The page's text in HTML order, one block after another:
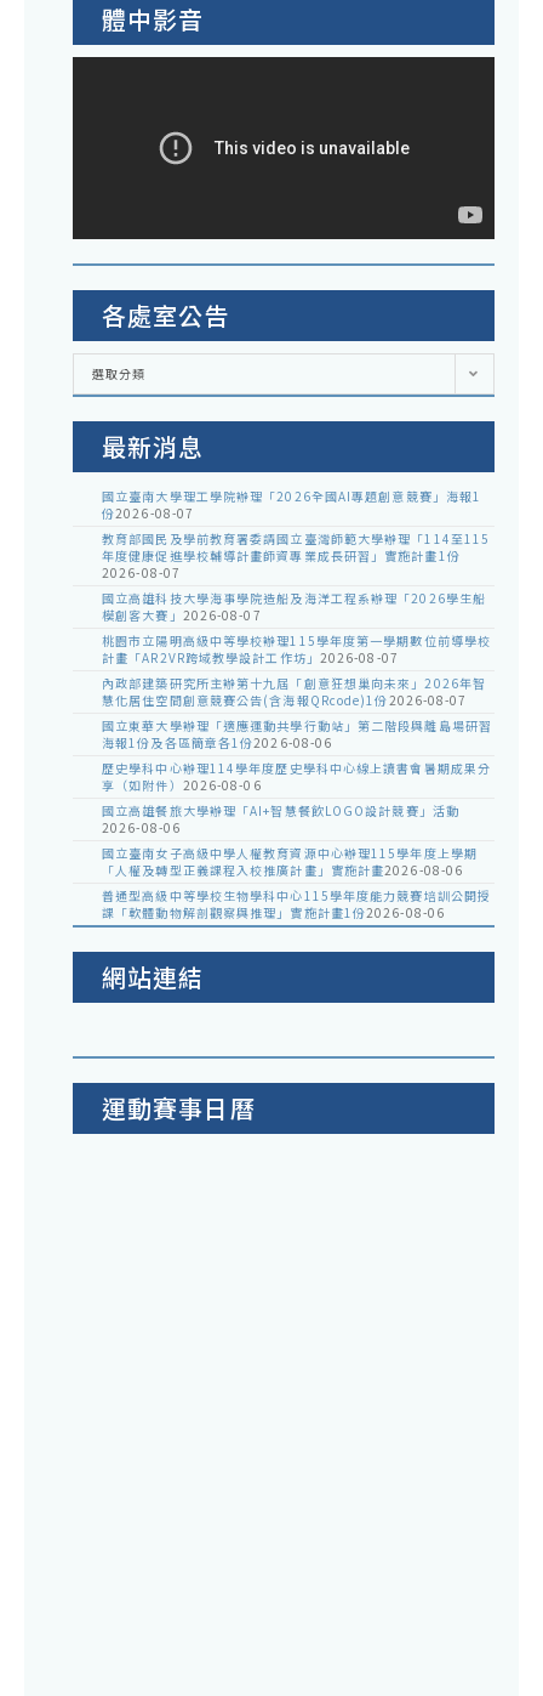
體中影音
各處室公告
各
室
選取分類
最新消息
國立臺南大學理工學院辦理「2026全國AI專題創意競賽」海報1
份2026-08-07
教育部國民及學前教育署委請國立臺灣師範大學辦理「114至115
年度健康促進學校輔導計畫師資專業成長研習」實施計畫1份
2026-08-07
國立高雄科技大學海事學院造船及海洋工程系辦理「2026學生船
模創客大賽」 2026-08-07
桃園市立陽明高級中等學校辦理115學年度第一學期數位前導學校
計畫「AR2VR跨域教學設計工作坊」 2026-08-07
內政部建築研究所主辦第十九屆「創意狂想巢向未來」2026年智
慧化居住空間創意競賽公告(含海報QRcode)1份2026-08-07
國立東華大學辦理「適應運動共學行動站」第二階段與離島場研習
海報1份及各區簡章各1份2026-08-06
歷史學科中心辦理114學年度歷史學科中心線上讀書會暑期成果分
享（如附件） 2026-08-06
國立高雄餐旅大學辦理「AI+智慧餐飲LOGO設計競賽」活動
2026-08-06
國立臺南女子高級中學人權教育資源中心辦理115學年度上學期
「人權及轉型正義課程入校推廣計畫」實施計畫2026-08-06
普通型高級中等學校生物學科中心115學年度能力競賽培訓公開授
課「軟體動物解剖觀察與推理」實施計畫1份2026-08-06
網站連結
運動賽事日曆